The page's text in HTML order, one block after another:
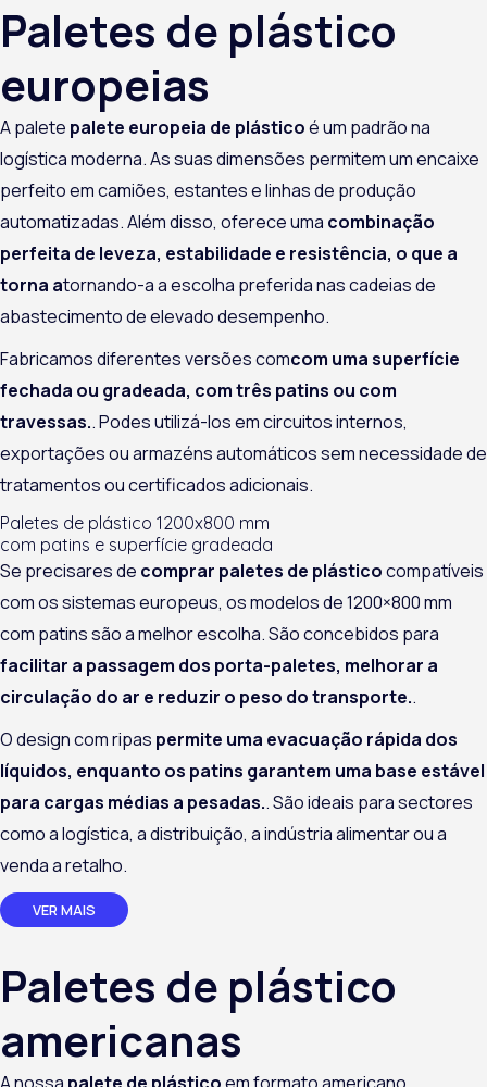
Paletes de plástico
europeias
A palete palete europeia de plásticoé um padrão na
logística moderna. As suas dimensões permitem um encaixe
perfeito em camiões, estantes e linhas de produção
automatizadas. Além disso, oferece uma combinação
perfeita de leveza, estabilidade e resistência, o que a
torna atornando-a a escolha preferida nas cadeias de
abastecimento de elevado desempenho.
Fabricamos diferentes versões comcom uma superfície
fechada ou gradeada, com três patins ou com
travessas.. Podes utilizá-los em circuitos internos,
exportações ou armazéns automáticos sem necessidade de
tratamentos ou certificados adicionais.
Paletes de plástico 1200x800 mm
com patins e superfície gradeada
Se precisares de comprar paletes de plásticocompatíveis
com os sistemas europeus, os modelos de 1200×800 mm
com patins são a melhor escolha. São concebidos para
facilitar a passagem dos porta-paletes, melhorar a
circulação do ar e reduzir o peso do transporte..
O design com ripas permite uma evacuação rápida dos
líquidos, enquanto os patins garantem uma base estável
para cargas médias a pesadas.. São ideais para sectores
como a logística, a distribuição, a indústria alimentar ou a
venda a retalho.
VER MAIS
Paletes de plástico
americanas